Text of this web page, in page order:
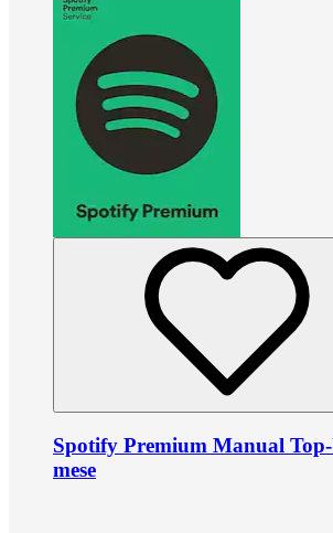
Spotify Premium Manual
mese